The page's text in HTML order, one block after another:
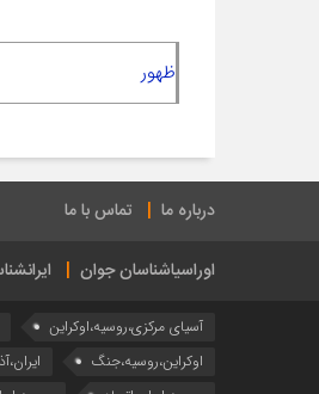
ظهور
درباره ما تماس با ما
اوراسیاشناسان جوان
آسیای مرکزی،روسیه،اوکراین
اوکراین،روسیه،جنگ